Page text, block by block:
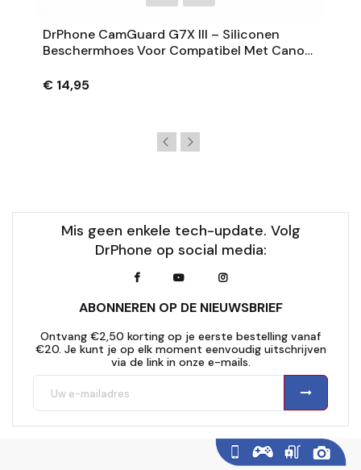
DrPhone CamGuard G7X III – Siliconen
Beschermhoes Voor Compatibel Met Canon
€ 14,95
Mis geen enkele tech-update. Volg
DrPhone op social media:
ABONNEREN OP DE NIEUWSBRIEF
Ontvang €2,50 korting op je eerste bestelling vanaf
€20. Je kunt je op elk moment eenvoudig uitschrijven
via de link in onze e-mails.